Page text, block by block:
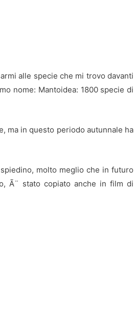
alle specie che mi trovo davanti
nome: Mantoidea: 1800 specie di
ma in questo periodo autunnale ha
molto meglio che in futuro
Ã¨ stato copiato anche in film di